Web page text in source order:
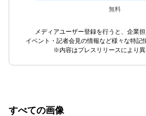
無料
メディアユーザー登録を行うと、企業担
イベント・記者会見の情報など様々な特記
※内容はプレスリリースにより異
すべての画像